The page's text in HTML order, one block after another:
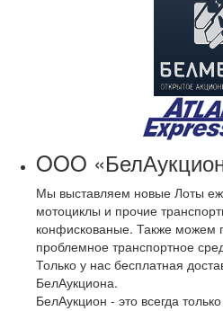
OOO
Мы выставляем новые Лоты
мотоциклы и прочие
конфискованые. Также можем
проблемное транспортное
Только у нас бесплатная
БелАукциона.
БелАукцион - это всегда